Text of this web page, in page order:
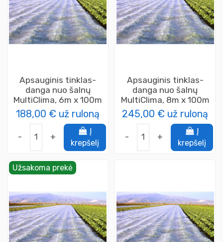
Apsauginis tinklas-
danga nuo šalnų
MultiClima, 6m x 100m
188,00 € už ruloną
- +
Į
krepšelį
Apsauginis tinklas-
danga nuo šalnų
MultiClima, 8m x 100m
245,00 € už ruloną
- +
Į
krepšelį
Užsakoma prekė